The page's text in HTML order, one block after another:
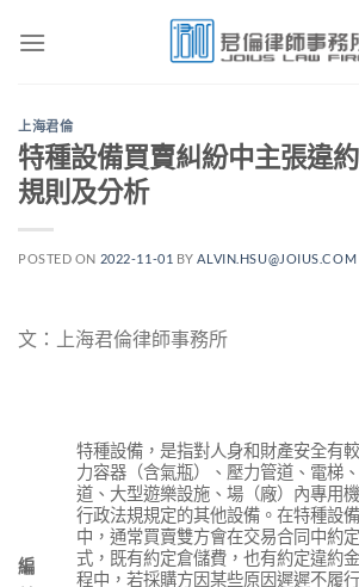
上海君倫
特種設備買賣糾紛中主張違
規則及分析
POSTED ON 2022-11-01 BY ALVIN.HSU@JOIUS.COM
文：上海君倫律師事務所
編
特種設備，是指對人身和財產安全有
力容器（含氣瓶）、壓力管道、電梯
道、大型遊樂設施、場（廠）內專用
行政法規規定的其他設備。在特種設
中，通常買賣雙方會在交易合同中約
式，既有約定倉儲費，也有約定違約
程中，若採購方因某些原因遲遲不履